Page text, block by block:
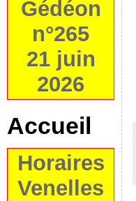
Gédéon
n°265
21 juin
2026
Accueil
Horaires
Venelles